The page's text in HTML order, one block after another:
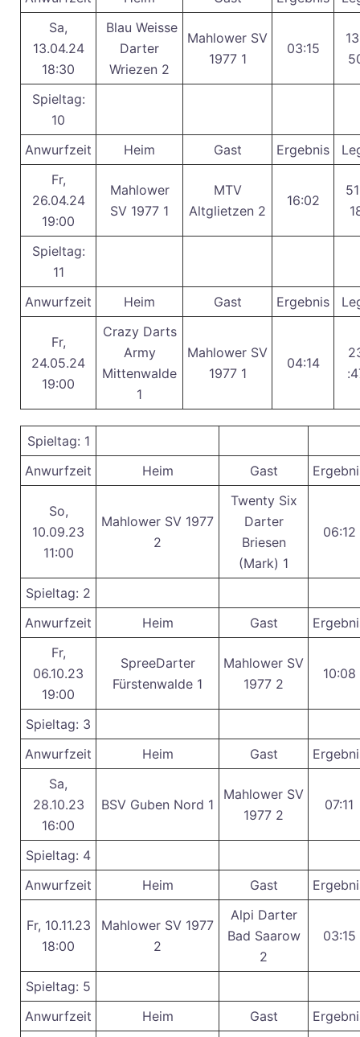
Sa,
13.04.24
18:30
Blau Weisse
Darter
Wriezen 2
Mahlower SV
1977 1
03:15
Spieltag:
10
Anwurfzeit
Heim Gast Ergebnis
Fr,
26.04.24
19:00
Mahlower
SV 1977 1
MTV
Altglietzen 2
16:02
Spieltag:
11
Anwurfzeit
Heim Gast Ergebnis
Fr,
24.05.24
19:00
Crazy Darts
Army
Mittenwalde
1
Mahlower SV
1977 1
04:14
Spieltag: 1
Anwurfzeit
Heim Gast
So,
10.09.23
11:00
Mahlower SV 1977
2
Twenty Six
Darter
Briesen
(Mark) 1
06:12
Spieltag: 2
Anwurfzeit
Heim Gast
Fr,
06.10.23
19:00
SpreeDarter
Fürstenwalde 1
Mahlower SV
1977 2
10:08
Spieltag: 3
Anwurfzeit
Heim Gast
Sa,
28.10.23
16:00
BSV Guben Nord 1
Mahlower SV
1977 2
07:11
Spieltag: 4
Anwurfzeit
Heim Gast
Fr, 10.11.23
18:00
Mahlower SV 1977
2
Alpi Darter
Bad Saarow
2
03:15
Spieltag: 5
Anwurfzeit
Heim Gast